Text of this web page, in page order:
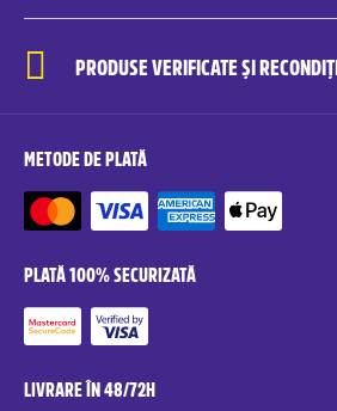
PRODUSE VERIFICATE ȘI
METODE DE PLATĂ
PLATĂ 100% SECURIZATĂ
LIVRARE ÎN 48/72H